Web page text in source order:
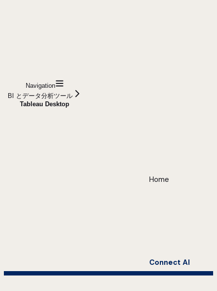
Navigation
BI とデータ分析ツール
Tableau Desktop
Home
Connect AI